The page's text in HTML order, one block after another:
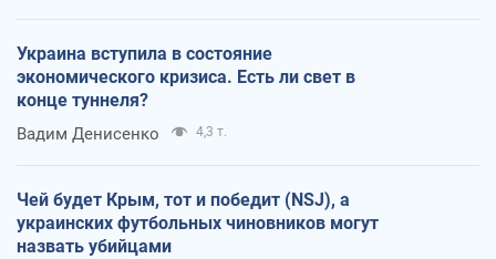
Украина вступила в состояние
экономического кризиса. Есть ли свет в
конце туннеля?
Вадим Денисенко 4,3 т.
Чей будет Крым, тот и победит (NSJ), а
украинских футбольных чиновников могут
назвать убийцами